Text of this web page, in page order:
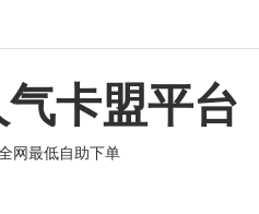
卡盟平台
网最低自助下单